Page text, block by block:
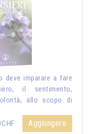
deve imparare a fare
il sentimento,
allo scopo di
Aggiungere